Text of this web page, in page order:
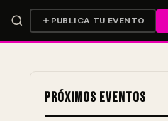
PUBLICA TU EVENTO
Próximos Eventos